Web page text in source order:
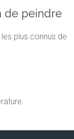
de peindre
les plus connus de